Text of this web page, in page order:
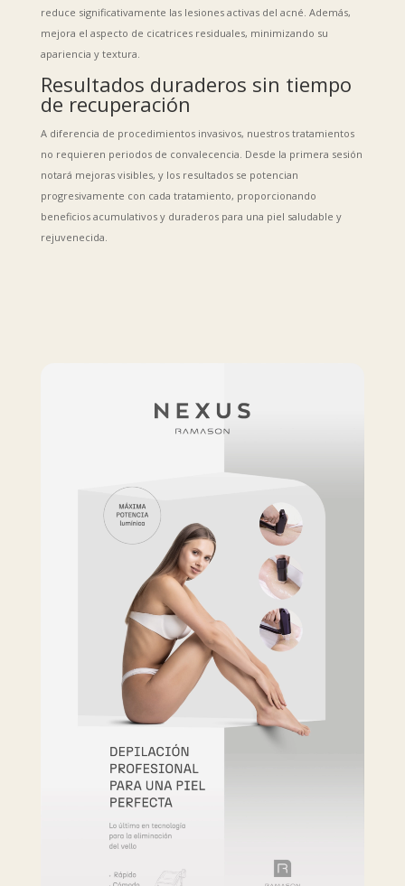
reduce significativamente las lesiones activas del acné. Además,
mejora el aspecto de cicatrices residuales, minimizando su
apariencia y textura.
Resultados duraderos sin tiempo
de recuperación
A diferencia de procedimientos invasivos, nuestros tratamientos
no requieren periodos de convalecencia. Desde la primera sesión
notará mejoras visibles, y los resultados se potencian
progresivamente con cada tratamiento, proporcionando
beneficios acumulativos y duraderos para una piel saludable y
rejuvenecida.